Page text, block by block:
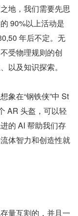
地，我们需要先思
90%以上活动是
年后不定。无
受物理规则的创
以及知识探索。
象在“钢铁侠”中 St
AR 头盔，可以轻
的 AI 帮助我们存
体智力和创造性就
量互割的，并且一